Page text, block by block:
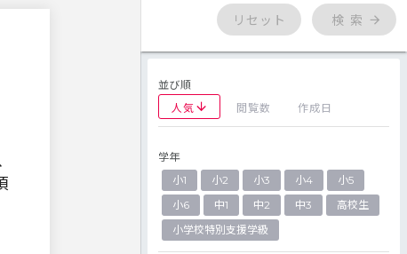
リセット 検 索
並び順
人気
閲覧数 作成日
学年
小1
小2 小3 小4
小5
小6
中1 中2 中3
高校生
小学校特別支援学級